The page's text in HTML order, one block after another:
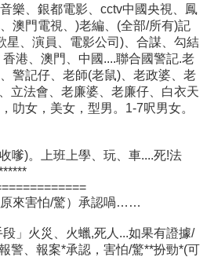
樂、銀都電影、cctv中國央視、鳳
澳門電視、)老編、(全部/所有)記
星、演員、電影公司)、合謀、勾結
港、澳門、中國....聯合國警記.老
警記仔、老師(老鼠)、老政婆、老
立法會、老廉婆、老廉仔、白衣天
叻女，美女，型男。1-7呎男女。
嗲)。上班上學、玩、車....死!法
原來害怕/驚）承認喎……
段」火災、火蠟,死人...如果有證據/
警、報案*承認，害怕/驚**扮勁*(可